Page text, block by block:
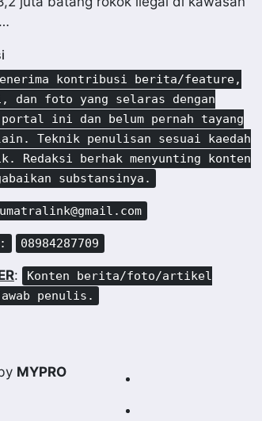
kontribusi berita/feature,
dan foto yang selaras dengan
ini dan belum pernah tayang
Teknik penulisan sesuai kaedah
Redaksi berhak menyunting konten
substansinya.
: 08984287709
:
Konten berita/foto/artikel
penulis.
MYPRO